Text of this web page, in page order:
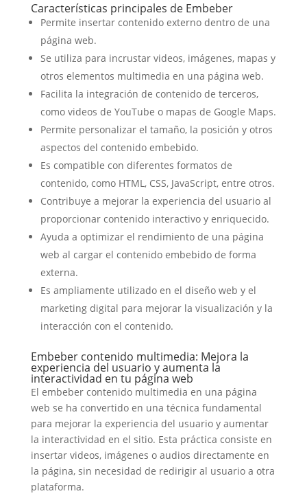
Características principales de Embeber
Permite insertar contenido externo dentro de una
página web.
Se utiliza para incrustar videos, imágenes, mapas y
otros elementos multimedia en una página web.
Facilita la integración de contenido de terceros,
como videos de YouTube o mapas de Google Maps.
Permite personalizar el tamaño, la posición y otros
aspectos del contenido embebido.
Es compatible con diferentes formatos de
contenido, como HTML, CSS, JavaScript, entre otros.
Contribuye a mejorar la experiencia del usuario al
proporcionar contenido interactivo y enriquecido.
Ayuda a optimizar el rendimiento de una página
web al cargar el contenido embebido de forma
externa.
Es ampliamente utilizado en el diseño web y el
marketing digital para mejorar la visualización y la
interacción con el contenido.
Embeber contenido multimedia: Mejora la
experiencia del usuario y aumenta la
interactividad en tu página web
El embeber contenido multimedia en una página
web se ha convertido en una técnica fundamental
para mejorar la experiencia del usuario y aumentar
la interactividad en el sitio. Esta práctica consiste en
insertar videos, imágenes o audios directamente en
la página, sin necesidad de redirigir al usuario a otra
plataforma.